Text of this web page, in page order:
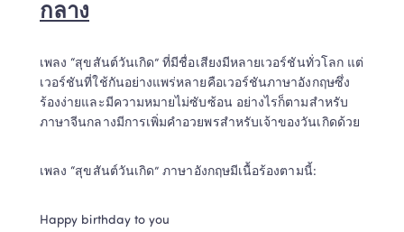
กลาง
เพลง “สุขสันต์วันเกิด” ที่มีชื่อเสียงมีหลายเวอร์ชันทั่วโลก แต่
เวอร์ชันที่ใช้กันอย่างแพร่หลายคือเวอร์ชันภาษาอังกฤษซึ่ง
ร้องง่ายและมีความหมายไม่ซับซ้อน อย่างไรก็ตามสำหรับ
ภาษาจีนกลางมีการเพิ่มคำอวยพรสำหรับเจ้าของวันเกิดด้วย
เพลง “สุขสันต์วันเกิด” ภาษาอังกฤษมีเนื้อร้องตามนี้:
Happy birthday to you